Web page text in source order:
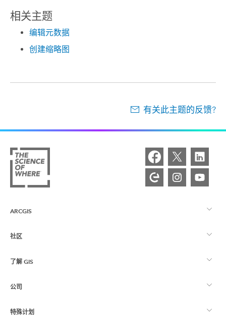
相关主题
编辑元数据
创建缩略图
有关此主题的反馈?
ARCGIS
ArcGIS 概览
制图
社区
Esri 社区
ArcGIS 博客
了解 GIS
什么是 GIS？
位置智能
公司
关于 Esri
特殊计划